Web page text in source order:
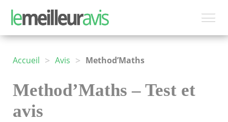
Accueil > Avis > Method’Maths
Method’Maths – Test et
avis